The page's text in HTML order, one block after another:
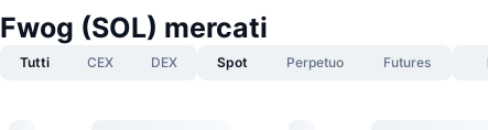
Fwog (SOL) mercati
Tutti CEX DEX Spot Perpetuo Futures